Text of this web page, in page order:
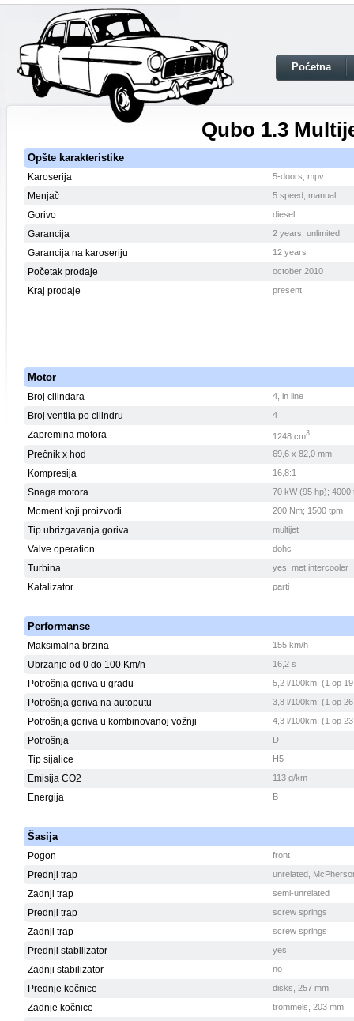
Početna
Qubo 1.3
Opšte karakteristike
Karoserija 5-doors, mpv
Menjač 5 speed, manual
Gorivo diesel
Garancija 2 years, unlimited
Garancija na karoseriju 12 years
Početak prodaje october 2010
Kraj prodaje present
Motor
Broj cilindara 4, in line
Broj ventila po cilindru 4
Zapremina motora 1248 cm3
Prečnik x hod 69,6 x 82,0 mm
Kompresija 16,8:1
Snaga motora 70 kW (95 hp); 4000
Moment koji proizvodi 200 Nm; 1500 tpm
Tip ubrizgavanja goriva multijet
Valve operation dohc
Turbina yes, met intercooler
Katalizator parti
Performanse
Maksimalna brzina 155 km/h
Ubrzanje od 0 do 100 Km/h 16,2 s
Potrošnja goriva u gradu 5,2 l/100km; (1 op
Potrošnja goriva na autoputu 3,8 l/100km; (1 op
Potrošnja goriva u kombinovanoj vožnji 4,3 l/100km; (1 op
Potrošnja D
Tip sijalice H5
Emisija CO2 113 g/km
Energija B
Šasija
Pogon front
Prednji trap unrelated,
Zadnji trap semi-unrelated
Prednji trap screw springs
Zadnji trap screw springs
Prednji stabilizator yes
Zadnji stabilizator no
Prednje kočnice disks, 257 mm
Zadnje kočnice trommels, 203 mm